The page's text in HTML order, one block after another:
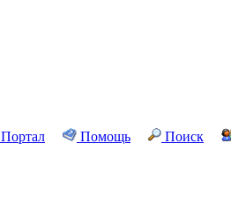
Портал Помощь Поиск